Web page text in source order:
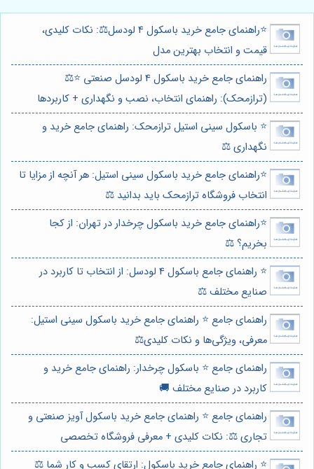
⭐️راهنمای جامع خرید باسکول 4 لودسل⚖️: نکات کلیدی،
قیمت و انتخاب بهترین مدل
راهنمای جامع خرید باسکول 4 لودسل صنعتی ⭐️⚖️
(ترازمحک): راهنمای انتخاب، نصب و نگهداری + کاربردها
⭐️ باسکول سینی استیل ترازمحک: راهنمای جامع خرید و
نگهداری ⚖️
⭐️راهنمای جامع خرید باسکول سینی استیل: هر آنچه از مزایا تا
انتخاب فروشگاه ترازمحک باید بدانید ⚖️
⭐️راهنمای جامع خرید باسکول چرخدار در تهران: از کجا
بخریم؟ ⚖️
⭐️ راهنمای جامع باسکول 4 لودسل: از انتخاب تا کاربرد در
صنایع مختلف ⚖️
راهنمای جامع ⭐️ راهنمای جامع خرید باسکول سینی استیل:
معرفی، ویژگی‌ها و نکات کلیدی⚖️
راهنمای جامع ⭐️ باسکول چرخدار: راهنمای جامع خرید و
کاربرد در صنایع مختلف 🚚
راهنمای جامع ⭐️ راهنمای جامع خرید باسکول آویز صنعتی و
تجاری ⚖️: نکات کلیدی + معرفی فروشگاه تخصصی
⭐️ راهنمای جامع خرید باسکول: ارتقای کسب و کار شما ⚖️